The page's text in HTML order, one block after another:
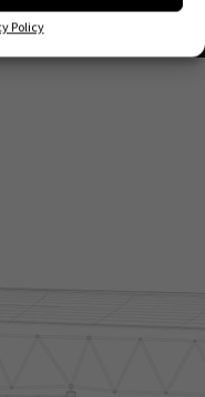
Policy
2006 | ROC n. 24344 dell'11